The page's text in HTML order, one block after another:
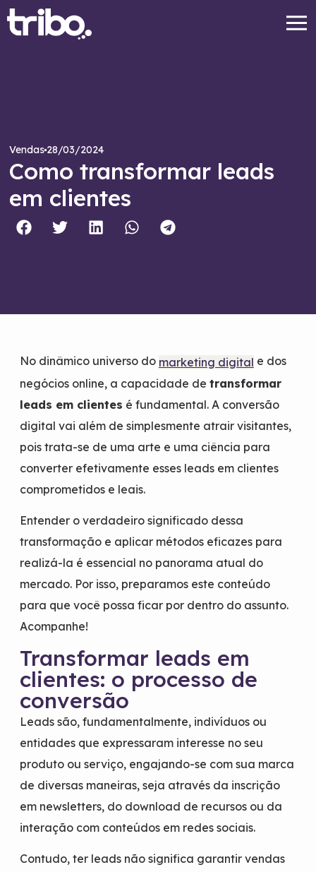
Vendas28/03/2024
Como transformar leads
em clientes
No dinâmico universo do marketing digital e dos
negócios online, a capacidade de transformar
leads em clientes é fundamental. A conversão
digital vai além de simplesmente atrair visitantes,
pois trata-se de uma arte e uma ciência para
converter efetivamente esses leads em clientes
comprometidos e leais.
Entender o verdadeiro significado dessa
transformação e aplicar métodos eficazes para
realizá-la é essencial no panorama atual do
mercado. Por isso, preparamos este conteúdo
para que você possa ficar por dentro do assunto.
Acompanhe!
Transformar leads em
clientes: o processo de
conversão
Leads são, fundamentalmente, indivíduos ou
entidades que expressaram interesse no seu
produto ou serviço, engajando-se com sua marca
de diversas maneiras, seja através da inscrição
em newsletters, do download de recursos ou da
interação com conteúdos em redes sociais.
Contudo, ter leads não significa garantir vendas